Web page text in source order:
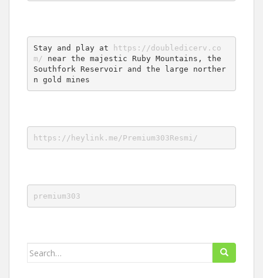
Stay and play at
https://doubledicerv.co
m/ near the majestic Ruby Mountains, the
Southfork Reservoir and the large norther
n gold mines
https://heylink.me/Premium303Resmi/
premium303
Search